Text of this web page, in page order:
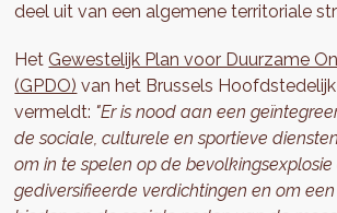
deel uit van een algemene territoriale
Het Gewestelijk Plan voor Duurzame
(GPDO) van het Brussels
vermeldt: "Er is nood aan een
de sociale, culturele en sportieve
om in te spelen op de
gediversifieerde verdichtingen en om